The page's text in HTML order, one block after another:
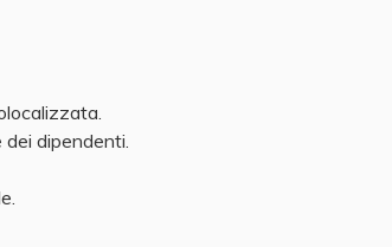
dipendenti.